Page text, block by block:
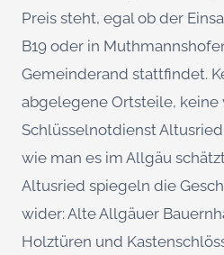
Preis steht, egal ob der
B19 oder in
Gemeinderand stattfindet.
abgelegene Ortsteile, keine
Schlüsselnotdienst
wie man es im Allgäu
Altusried spiegeln die
wider: Alte Allgäuer
Holztüren und